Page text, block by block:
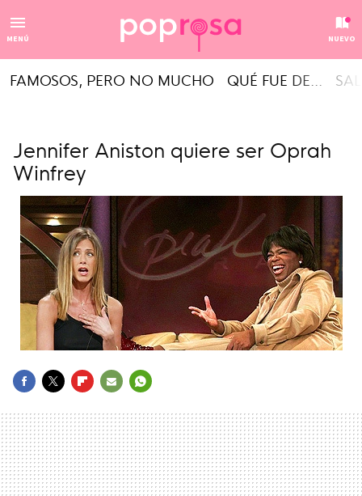
MENÚ NUEVO
FAMOSOS, PERO NO MUCHO QUÉ FUE DE...
Jennifer Aniston quiere ser Oprah
Winfrey
MAIL